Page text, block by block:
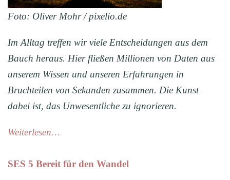
Foto: Oliver Mohr / pixelio.de
Im Alltag treffen wir viele Entscheidungen aus dem
Bauch heraus. Hier fließen Millionen von Daten aus
unserem Wissen und unseren Erfahrungen in
Bruchteilen von Sekunden zusammen. Die Kunst
dabei ist, das Unwesentliche zu ignorieren.
Weiterlesen…
SES 5 Bereit für den Wandel